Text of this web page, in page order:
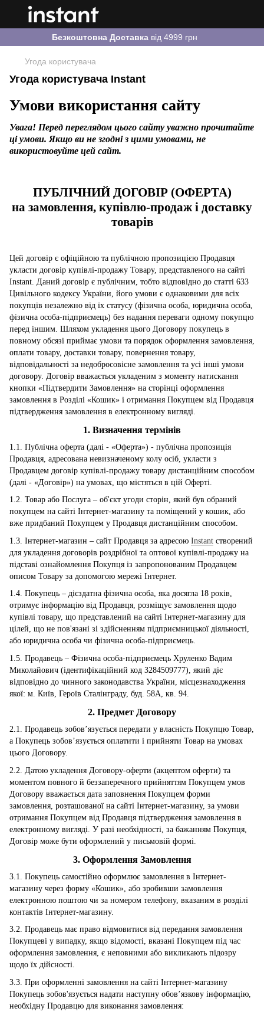
Безкоштовна Доставка від 4999 грн
Угода користувача
Угода користувача Instant
Умови використання сайту
Увага! Перед переглядом цього сайту уважно прочитайте
ці умови. Якщо ви не згодні з цими умовами, не
використовуйте цей сайт.
ПУБЛІЧНИЙ ДОГОВІР (ОФЕРТА)
на замовлення, купівлю-продаж і доставку
товарів
Цей договір є офіційною та публічною пропозицією Продавця
укласти договір купівлі-продажу Товару, представленого на сайті
Instant. Даний договір є публічним, тобто відповідно до статті 633
Цивільного кодексу України, його умови є однаковими для всіх
покупців незалежно від їх статусу (фізична особа, юридична особа,
фізична особа-підприємець) без надання переваги одному покупцю
перед іншим. Шляхом укладення цього Договору покупець в
повному обсязі приймає умови та порядок оформлення замовлення,
оплати товару, доставки товару, повернення товару,
відповідальності за недобросовісне замовлення та усі інші умови
договору. Договір вважається укладеним з моменту натискання
кнопки «Підтвердити Замовлення» на сторінці оформлення
замовлення в Розділі «Кошик» і отримання Покупцем від Продавця
підтвердження замовлення в електронному вигляді.
1. Визначення термінів
1.1. Публічна оферта (далі - «Оферта») - публічна пропозиція
Продавця, адресована невизначеному колу осіб, укласти з
Продавцем договір купівлі-продажу товару дистанційним способом
(далі - «Договір») на умовах, що містяться в цій Оферті.
1.2. Товар або Послуга – об'єкт угоди сторін, який був обраний
покупцем на сайті Інтернет-магазину та поміщений у кошик, або
вже придбаний Покупцем у Продавця дистанційним способом.
1.3. Інтернет-магазин – сайт Продавця за адресою Instant створений
для укладення договорів роздрібної та оптової купівлі-продажу на
підставі ознайомлення Покупця із запропонованим Продавцем
описом Товару за допомогою мережі Інтернет.
1.4. Покупець – дієздатна фізична особа, яка досягла 18 років,
отримує інформацію від Продавця, розміщує замовлення щодо
купівлі товару, що представлений на сайті Інтернет-магазину для
цілей, що не пов'язані зі здійсненням підприємницької діяльності,
або юридична особа чи фізична особа-підприємець.
1.5. Продавець – Фізична особа-підприємець Хруленко Вадим
Миколайович (ідентифікаційний код 3284509777), який діє
відповідно до чинного законодавства України, місцезнаходження
якої: м. Київ, Героїв Сталінграду, буд. 58А, кв. 94.
2. Предмет Договору
2.1. Продавець зобов’язується передати у власність Покупцю Товар,
а Покупець зобов’язується оплатити і прийняти Товар на умовах
цього Договору.
2.2. Датою укладення Договору-оферти (акцептом оферти) та
моментом повного й беззаперечного прийняттям Покупцем умов
Договору вважається дата заповнення Покупцем форми
замовлення, розташованої на сайті Інтернет-магазину, за умови
отримання Покупцем від Продавця підтвердження замовлення в
електронному вигляді. У разі необхідності, за бажанням Покупця,
Договір може бути оформлений у письмовій формі.
3. Оформлення Замовлення
3.1. Покупець самостійно оформлює замовлення в Інтернет-
магазину через форму «Кошик», або зробивши замовлення
електронною поштою чи за номером телефону, вказаним в розділі
контактів Інтернет-магазину.
3.2. Продавець має право відмовитися від передання замовлення
Покупцеві у випадку, якщо відомості, вказані Покупцем під час
оформлення замовлення, є неповними або викликають підозру
щодо їх дійсності.
3.3. При оформленні замовлення на сайті Інтернет-магазину
Покупець зобов'язується надати наступну обов’язкову інформацію,
необхідну Продавцю для виконання замовлення: